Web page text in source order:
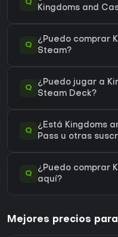
Q
Kingdoms and
Q
¿Puedo comprar
Steam?
Q
¿Puedo jugar a
Steam Deck?
Q
¿Está Kingdoms
Pass u otras
Q
¿Puedo comprar
aquí?
Mejores precios